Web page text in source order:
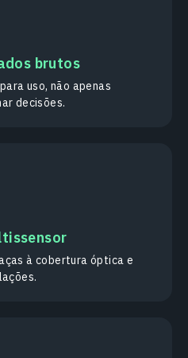
brutos
uso, não apenas
decisões.
à cobertura óptica e